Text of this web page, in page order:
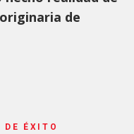
de
DE ÉXITO